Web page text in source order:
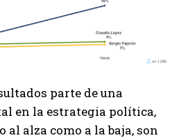
parte de una
en la estrategia política,
al alza como a la baja, son